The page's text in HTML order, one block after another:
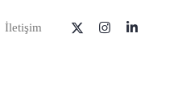
İletişim